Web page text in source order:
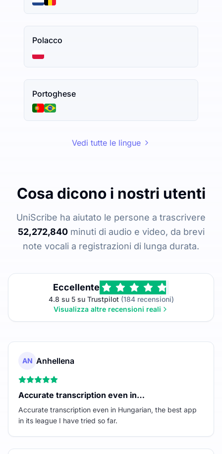
Polacco
Portoghese
Vedi tutte le lingue
Cosa dicono i nostri utenti
UniScribe ha aiutato le persone a trascrivere
52,272,840minuti di audio e video, da brevi
note vocali a registrazioni di lunga durata.
Eccellente
4.8 su 5 su Trustpilot(184 recensioni)
Visualizza altre recensioni reali
AN Anhellena
Accurate transcription even in…
Accurate transcription even in Hungarian, the best app
in its league I have tried so far.